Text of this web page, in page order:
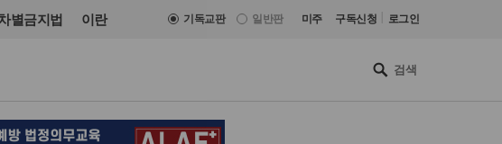
별금지법 이란 기독교판 일반판 미주 구독신청 로그인